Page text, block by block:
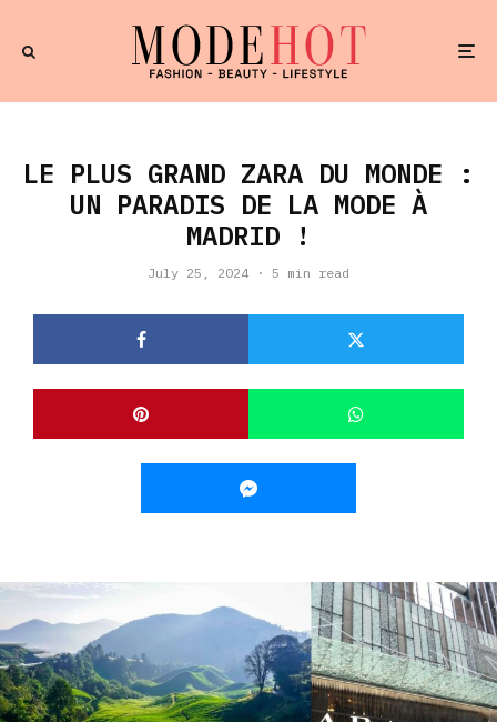
LE PLUS GRAND ZARA DU MONDE :
UN PARADIS DE LA MODE À
MADRID !
July 25, 2024 · 5 min read